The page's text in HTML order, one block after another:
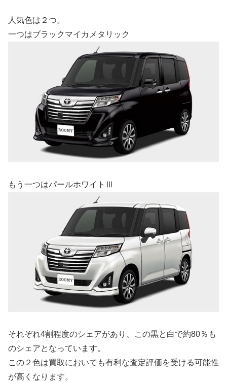
人気色は２つ。
一つはブラックマイカメタリック
もう一つはパールホワイトⅢ
それぞれ4割程度のシェアがあり、この黒と白で約80％も
のシェアとなっています。
この２色は買取においても有利な査定評価を受ける可能性
が高くなります。